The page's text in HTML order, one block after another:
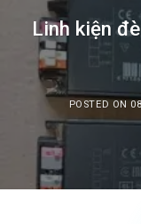
Linh kiện
POSTED ON